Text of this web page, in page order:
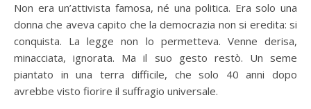
Non era un’attivista famosa, né una politica. Era solo una
donna che aveva capito che la democrazia non si eredita: si
conquista. La legge non lo permetteva. Venne derisa,
minacciata, ignorata. Ma il suo gesto restò. Un seme
piantato in una terra difficile, che solo 40 anni dopo
avrebbe visto fiorire il suffragio universale.